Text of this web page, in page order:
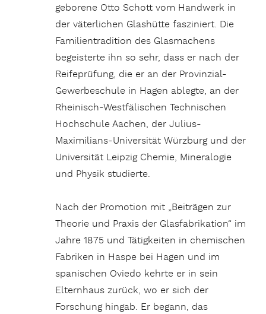
geborene Otto Schott vom Handwerk in
der väterlichen Glashütte fasziniert. Die
Familientradition des Glasmachens
begeisterte ihn so sehr, dass er nach der
Reifeprüfung, die er an der Provinzial-
Gewerbeschule in Hagen ablegte, an der
Rheinisch-Westfälischen Technischen
Hochschule Aachen, der Julius-
Maximilians-Universität Würzburg und der
Universität Leipzig Chemie, Mineralogie
und Physik studierte.
Nach der Promotion mit „Beiträgen zur
Theorie und Praxis der Glasfabrikation“ im
Jahre 1875 und Tätigkeiten in chemischen
Fabriken in Haspe bei Hagen und im
spanischen Oviedo kehrte er in sein
Elternhaus zurück, wo er sich der
Forschung hingab. Er begann, das